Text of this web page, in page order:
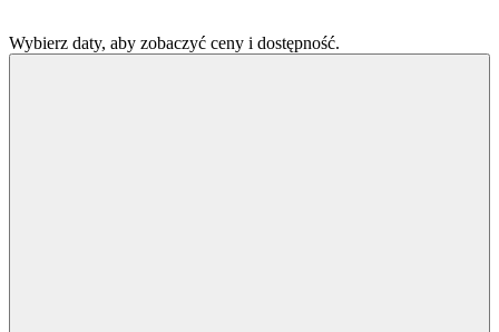
Wybierz daty, aby zobaczyć ceny i dostępność.